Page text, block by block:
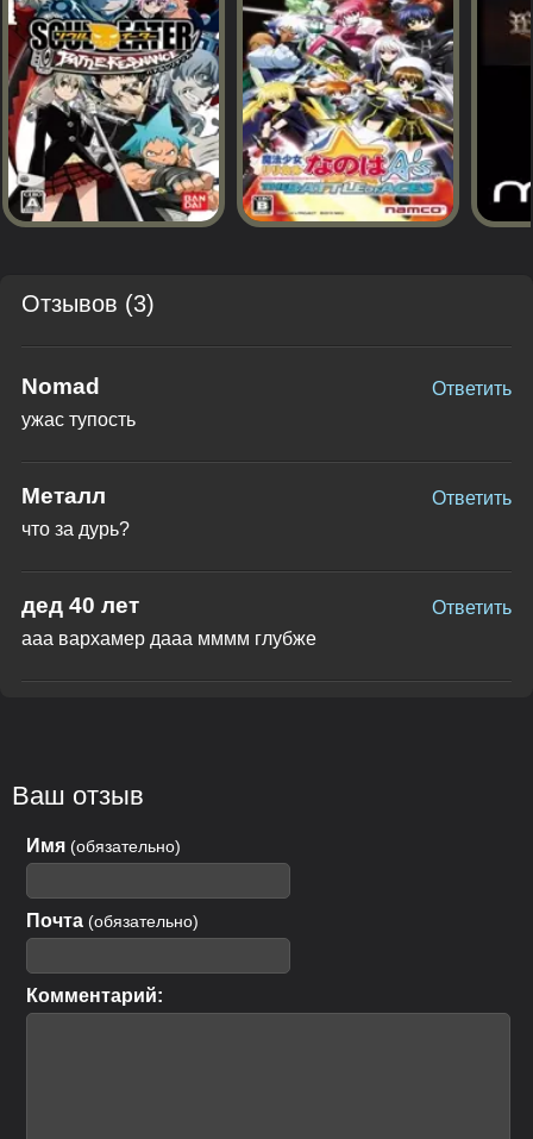
Отзывов (3)
Nomad
ужас тупость
Ответить
Металл
что за дурь?
Ответить
дед 40 лет
ааа вархамер дааа мммм глубже
Ответить
Ваш отзыв
Имя (обязательно)
Почта (обязательно)
Комментарий: